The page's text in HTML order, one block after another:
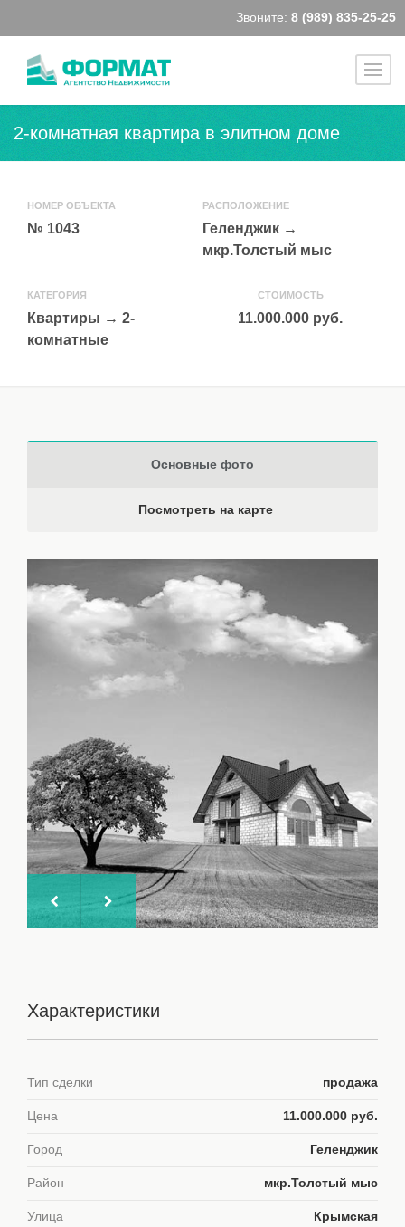
Звоните: 8 (989) 835-25-25
2-комнатная квартира в элитном доме
НОМЕР ОБЪЕКТА
№ 1043
РАСПОЛОЖЕНИЕ
Геленджик →
мкр.Толстый мыс
КАТЕГОРИЯ
Квартиры → 2-
комнатные
СТОИМОСТЬ
11.000.000 руб.
Основные фото
Посмотреть на карте
Характеристики
Тип сделки продажа
Цена 11.000.000 руб.
Город Геленджик
Район мкр.Толстый мыс
Улица Крымская